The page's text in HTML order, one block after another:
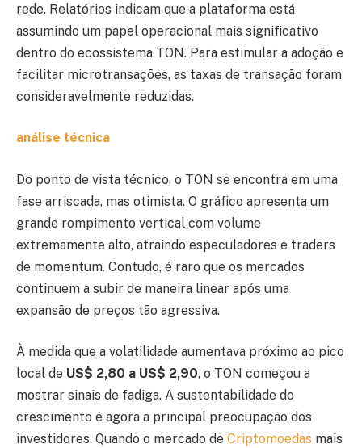
rede. Relatórios indicam que a plataforma está
assumindo um papel operacional mais significativo
dentro do ecossistema TON. Para estimular a adoção e
facilitar microtransações, as taxas de transação foram
consideravelmente reduzidas.
análise técnica
Do ponto de vista técnico, o TON se encontra em uma
fase arriscada, mas otimista. O gráfico apresenta um
grande rompimento vertical com volume
extremamente alto, atraindo especuladores e traders
de momentum. Contudo, é raro que os mercados
continuem a subir de maneira linear após uma
expansão de preços tão agressiva.
À medida que a volatilidade aumentava próximo ao pico
local de US$ 2,80 a US$ 2,90, o TON começou a
mostrar sinais de fadiga. A sustentabilidade do
crescimento é agora a principal preocupação dos
investidores. Quando o mercado de Criptomoedas mais